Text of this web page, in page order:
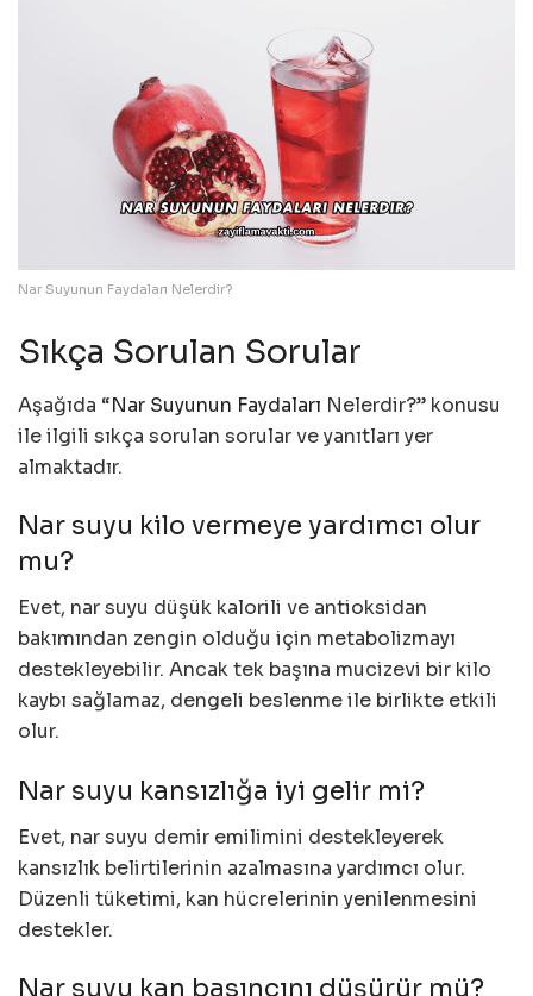
Nar Suyunun Faydaları Nelerdir?
Sıkça Sorulan Sorular
Aşağıda “Nar Suyunun Faydaları Nelerdir?” konusu
ile ilgili sıkça sorulan sorular ve yanıtları yer
almaktadır.
Nar suyu kilo vermeye yardımcı olur
mu?
Evet, nar suyu düşük kalorili ve antioksidan
bakımından zengin olduğu için metabolizmayı
destekleyebilir. Ancak tek başına mucizevi bir kilo
kaybı sağlamaz, dengeli beslenme ile birlikte etkili
olur.
Nar suyu kansızlığa iyi gelir mi?
Evet, nar suyu demir emilimini destekleyerek
kansızlık belirtilerinin azalmasına yardımcı olur.
Düzenli tüketimi, kan hücrelerinin yenilenmesini
destekler.
Nar suyu kan basıncını düşürür mü?